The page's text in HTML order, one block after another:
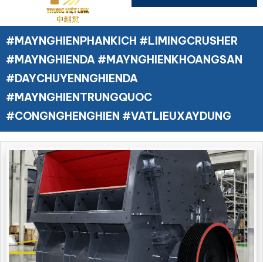
#MAYNGHIENPHANKICH #LIMINGCRUSHER
#MAYNGHIENDA #MAYNGHIENKHOANGSAN
#DAYCHUYENNGHIENDA
#MAYNGHIENTRUNGQUOC
#CONGNGHENGHIEN #VATLIEUXAYDUNG